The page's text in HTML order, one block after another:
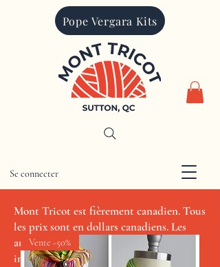
Pope Vergara Kits
CAD (C$)
Mont Tricot est fièrement canadien. Tous
les prix sont en dollars canadiens. Les
autres devises sont indiquées à titre
indicatif seulement.
Se connecter
Vente -50%